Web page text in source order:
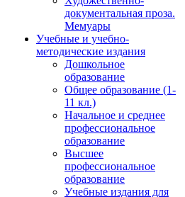
документальная проза.
Мемуары
Учебные и учебно-
методические издания
Дошкольное
образование
Общее образование (1-
11 кл.)
Начальное и среднее
профессиональное
образование
Высшее
профессиональное
образование
Учебные издания для